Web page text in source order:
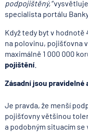
podpojištěný,“
specialista portálu
Když tedy byt v
na polovinu, pojišťovna
maximálně 1 000 000
pojištění.
Zásadní jsou pravidelné
Je pravda, že menší
pojišťovny většinou
a podobným situacím se